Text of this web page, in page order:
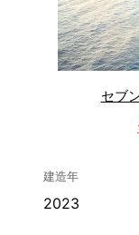
セブ
建造年
2023